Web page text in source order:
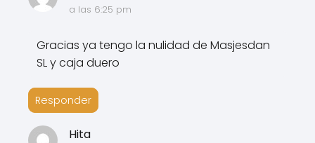
a las 6:25 pm
Gracias ya tengo la nulidad de Masjesdan
SL y caja duero
Responder
Hita